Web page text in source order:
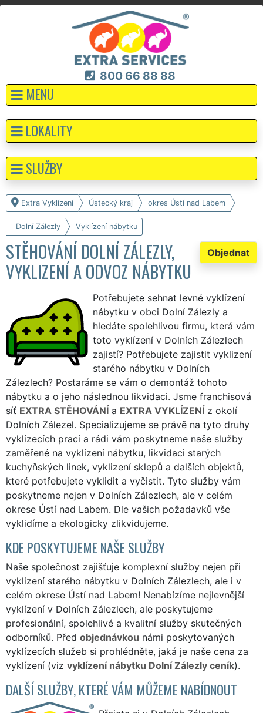
800 66 88 88
MENU
Extra Vyklízení Ústecký kraj okres Ústí nad Labem
Dolní Zálezly Vyklízení nábytku
Objednat
STĚHOVÁNÍ DOLNÍ ZÁLEZLY,
VYKLIZENÍ A ODVOZ NÁBYTKU
Potřebujete sehnat levné vyklízení
nábytku v obci Dolní Zálezly a
hledáte spolehlivou firmu, která vám
toto vyklízení v Dolních Zálezlech
zajistí? Potřebujete zajistit vyklizení
starého nábytku v Dolních
Zálezlech? Postaráme se vám o demontáž tohoto
nábytku a o jeho následnou likvidaci. Jsme franchisová
síť EXTRA STĚHOVÁNÍ a EXTRA VYKLÍZENÍ z okolí
Dolních Zálezel. Specializujeme se právě na tyto druhy
vyklízecích prací a rádi vám poskytneme naše služby
zaměřené na vyklízení nábytku, likvidaci starých
kuchyňských linek, vyklizení sklepů a dalších objektů,
které potřebujete vyklidit a vyčistit. Tyto služby vám
poskytneme nejen v Dolních Zálezlech, ale v celém
okrese Ústí nad Labem. Dle vašich požadavků vše
vyklidíme a ekologicky zlikvidujeme.
KDE POSKYTUJEME NAŠE SLUŽBY
Naše společnost zajišťuje komplexní služby nejen při
vyklizení starého nábytku v Dolních Zálezlech, ale i v
celém okrese Ústí nad Labem! Nenabízíme nejlevnější
vyklízení v Dolních Zálezlech, ale poskytujeme
profesionální, spolehlivé a kvalitní služby skutečných
odborníků. Před objednávkou námi poskytovaných
vyklízecích služeb si prohlédněte, jaká je naše cena za
vyklízení (viz vyklízení nábytku Dolní Zálezly ceník).
DALŠÍ SLUŽBY, KTERÉ VÁM MŮŽEME NABÍDNOUT
LOKALITY
SLUŽBY